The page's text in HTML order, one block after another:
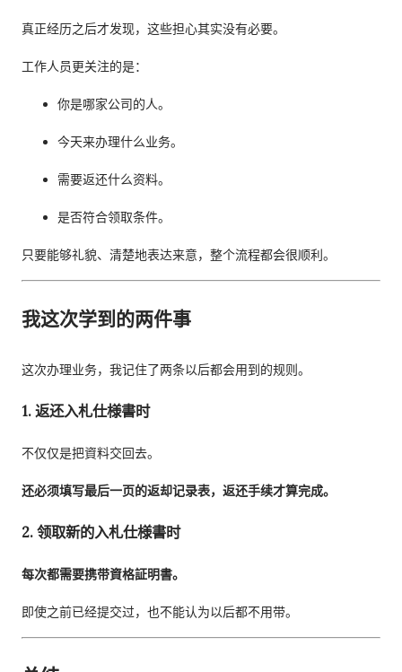
真正经历之后才发现，这些担心其实没有必要。
工作人员更关注的是：
你是哪家公司的人。
今天来办理什么业务。
需要返还什么资料。
是否符合领取条件。
只要能够礼貌、清楚地表达来意，整个流程都会很顺利。
我这次学到的两件事
这次办理业务，我记住了两条以后都会用到的规则。
1. 返还入札仕様書时
不仅仅是把資料交回去。
还必须填写最后一页的返却记录表，返还手续才算完成。
2. 领取新的入札仕様書时
每次都需要携带資格証明書。
即使之前已经提交过，也不能认为以后都不用带。